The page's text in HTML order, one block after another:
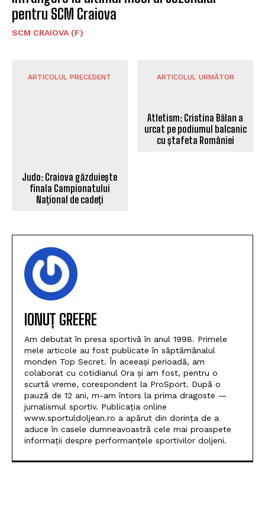
pentru SCM Craiova
SCM CRAIOVA (F)
ARTICOLUL PRECEDENT
Național de cadeți
ARTICOLUL URMĂTOR
IONUȚ GREERE
Am debutat în presa sportivă în anul 1998. Primele
mele articole au fost publicate în săptămânalul
monden Top Secret. În aceeași perioadă, am
colaborat cu cotidianul Ora și am fost, pentru o
scurtă vreme, corespondent la ProSport. După o
pauză de 12 ani, m-am întors la prima dragoste —
jurnalismul sportiv. Publicația online
www.sportuldoljean.ro a apărut din dorința de a
aduce în casele dumneavoastră cele mai proaspete
informații despre performanțele sportivilor doljeni.